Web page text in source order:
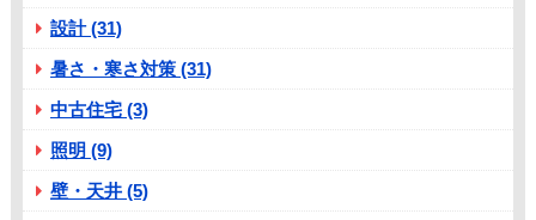
設計 (31)
暑さ・寒さ対策 (31)
中古住宅 (3)
照明 (9)
壁・天井 (5)